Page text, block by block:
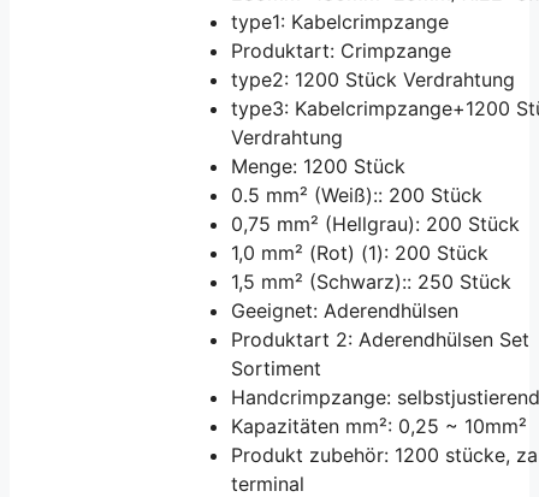
type1: Kabelcrimpzange
Produktart: Crimpzange
type2: 1200 Stück Verdrahtung
type3: Kabelcrimpzange+1200
Verdrahtung
Menge: 1200 Stück
0.5 mm² (Weiß):: 200 Stück
0,75 mm² (Hellgrau): 200 Stück
1,0 mm² (Rot) (1): 200 Stück
1,5 mm² (Schwarz):: 250 Stück
Geeignet: Aderendhülsen
Produktart 2: Aderendhülsen Set
Sortiment
Handcrimpzange: selbstjustierend
Kapazitäten mm²: 0,25 ~ 10mm²
Produkt zubehör: 1200 stücke,
terminal